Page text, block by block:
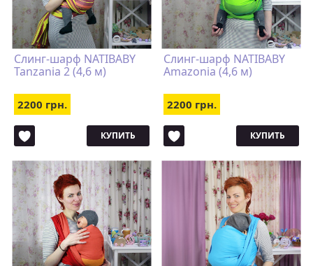
Слинг-шарф NATIBABY
Tanzania 2 (4,6 м)
2200 грн.
КУПИТЬ
Слинг-шарф NATIBABY
Amazonia (4,6 м)
2200 грн.
КУПИТЬ